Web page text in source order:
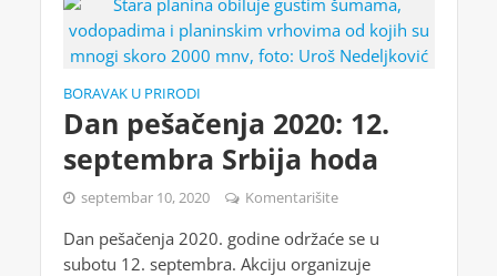
BORAVAK U PRIRODI
Dan pešačenja 2020: 12.
septembra Srbija hoda
septembar 10, 2020 Komentarišite
Dan pešačenja 2020. godine održaće se u
subotu 12. septembra. Akciju organizuje